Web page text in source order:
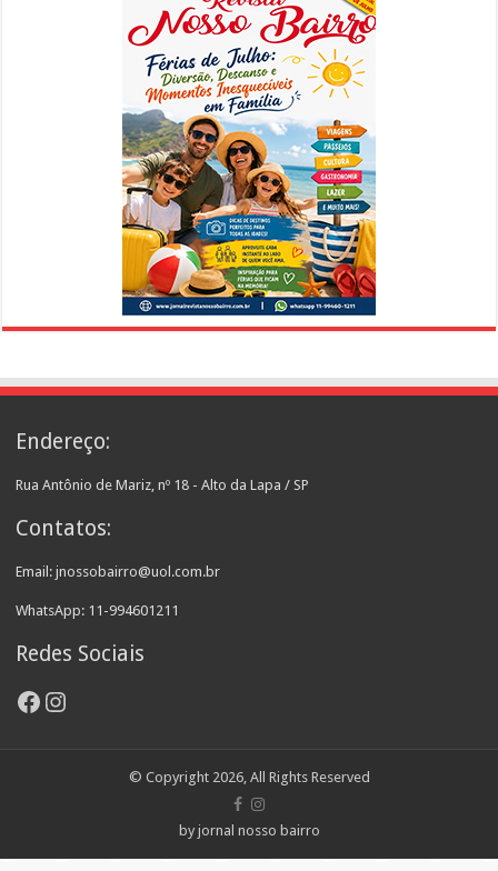
Endereço:
Rua Antônio de Mariz, nº 18 - Alto da Lapa / SP
Contatos:
Email: jnossobairro@uol.com.br
WhatsApp: 11-994601211
Redes Sociais
Facebook
Instagram
© Copyright 2026, All Rights Reserved
by jornal nosso bairro